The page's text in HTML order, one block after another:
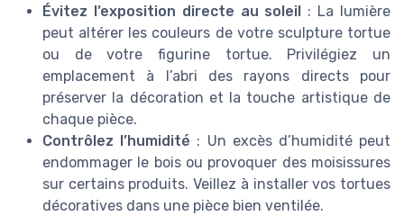
Évitez l’exposition directe au soleil
: La lumière
peut altérer les couleurs de votre sculpture tortue
ou de votre figurine tortue. Privilégiez un
emplacement à l’abri des rayons directs pour
préserver la décoration et la touche artistique de
chaque pièce.
Contrôlez l’humidité : Un excès d’humidité peut
endommager le bois ou provoquer des moisissures
sur certains produits. Veillez à installer vos tortues
décoratives dans une pièce bien ventilée.